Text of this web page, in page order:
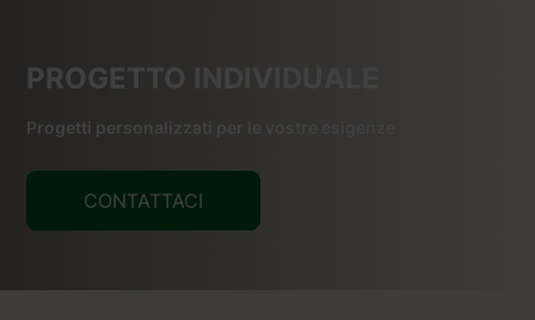
PROGETTO INDIVIDUALE
Progetti personalizzati per le vostre esigenze
CONTATTACI